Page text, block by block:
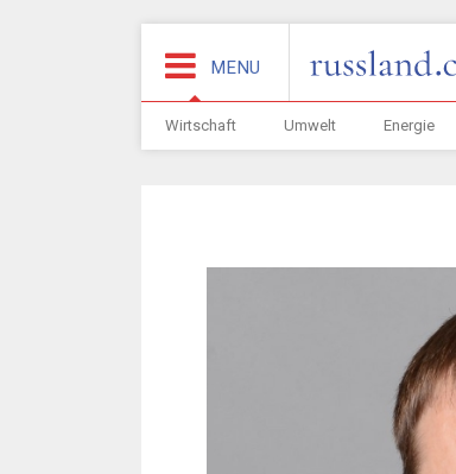
MENU
Wirtschaft Umwelt Energie